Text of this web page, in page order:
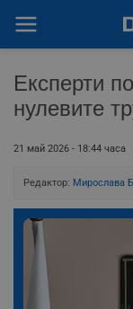
Експерти
нулевите
21 май 2026 - 18:44 часа
Редактор: Мирослава